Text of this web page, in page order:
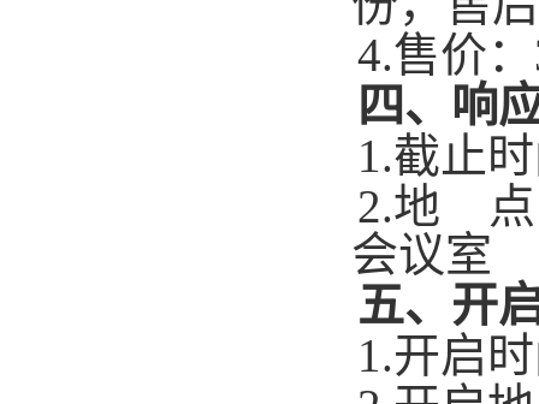
4.售价
四、响
1.截止
2.地 点
会议室
五、开
1.开启